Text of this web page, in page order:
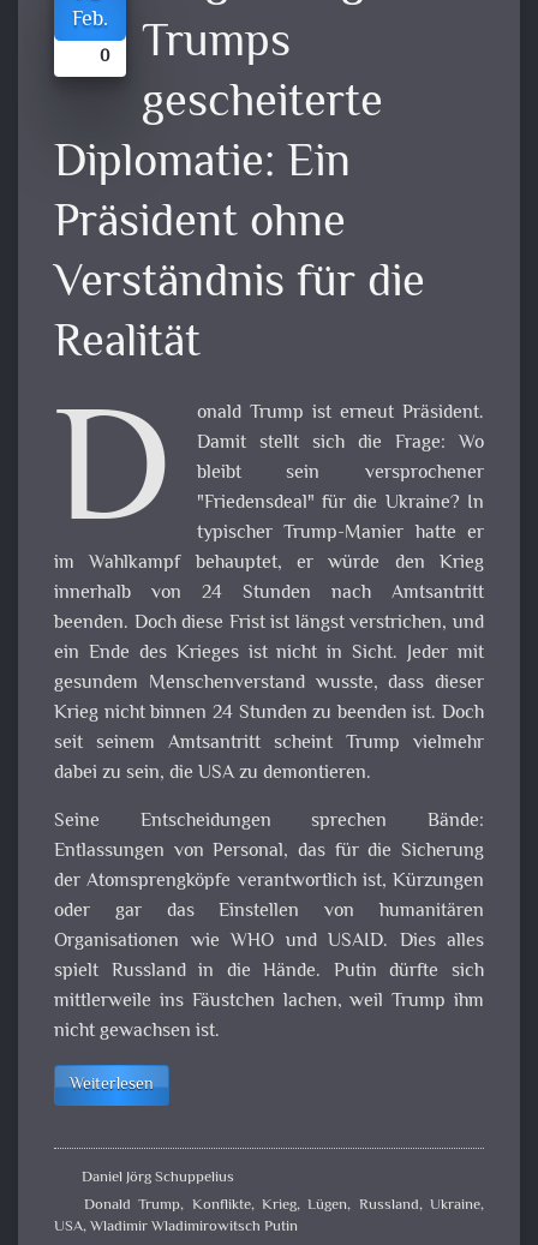
Feb.
0
Trumps
gescheiterte
Diplomatie: Ein
Präsident ohne
Verständnis für die
Realität
D
onald Trump ist erneut Präsident.
Damit stellt sich die Frage: Wo
bleibt sein versprochener
"Friedensdeal" für die Ukraine? In
typischer Trump-Manier hatte er
im Wahlkampf behauptet, er würde den Krieg
innerhalb von 24 Stunden nach Amtsantritt
beenden. Doch diese Frist ist längst verstrichen, und
ein Ende des Krieges ist nicht in Sicht. Jeder mit
gesundem Menschenverstand wusste, dass dieser
Krieg nicht binnen 24 Stunden zu beenden ist. Doch
seit seinem Amtsantritt scheint Trump vielmehr
dabei zu sein, die USA zu demontieren.
Seine Entscheidungen sprechen Bände:
Entlassungen von Personal, das für die Sicherung
der Atomsprengköpfe verantwortlich ist, Kürzungen
oder gar das Einstellen von humanitären
Organisationen wie WHO und USAID. Dies alles
spielt Russland in die Hände. Putin dürfte sich
mittlerweile ins Fäustchen lachen, weil Trump ihm
nicht gewachsen ist.
Weiterlesen
Daniel Jörg Schuppelius
Donald Trump, Konflikte,Krieg,Lügen, Russland,Ukraine,
USA,Wladimir Wladimirowitsch Putin